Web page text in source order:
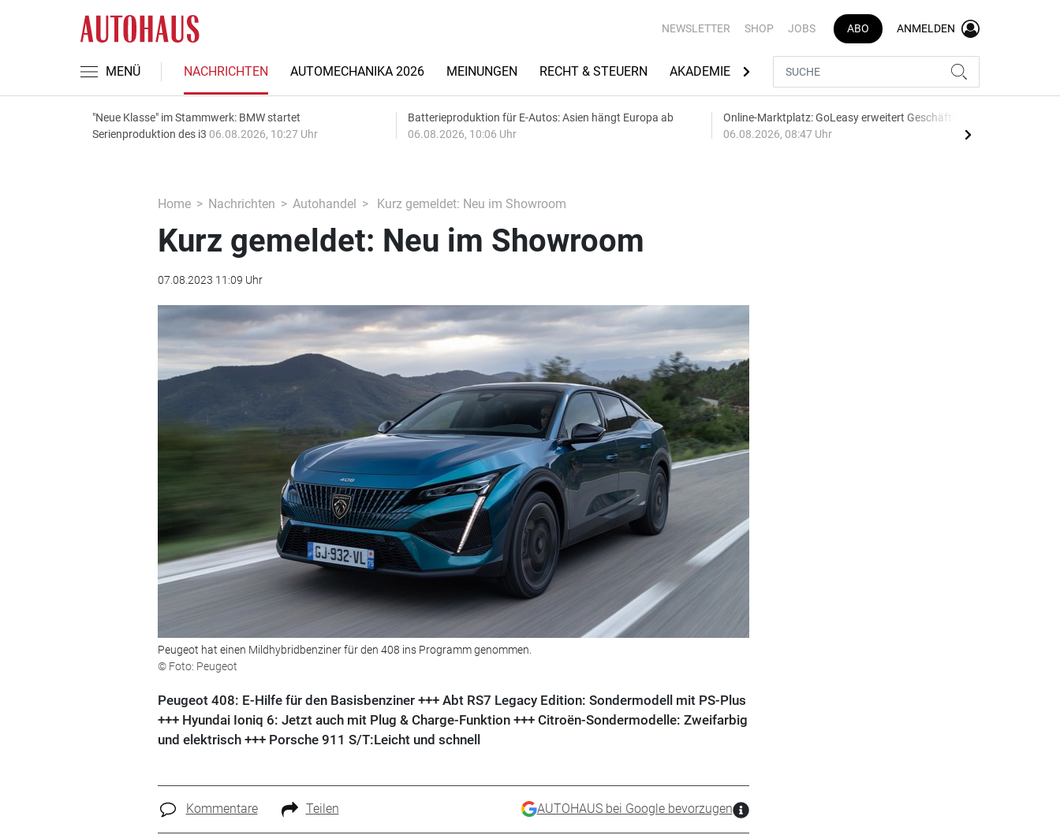
NEWSLETTER SHOP JOBS ABO ANMELDEN
MENÜ NACHRICHTEN AUTOMECHANIKA 2026 MEINUNGEN RECHT & STEUERN AKADEMIE AUTOMARKEN
"Neue Klasse" im Stammwerk: BMW startet
Serienproduktion des i3 06.08.2026, 10:27 Uhr
Batterieproduktion für E-Autos: Asien hängt Europa ab
06.08.2026, 10:06 Uhr
Online-Marktplatz: GoLeasy erweitert Geschäftsleitung
06.08.2026, 08:47 Uhr
Home Nachrichten Autohandel Kurz gemeldet: Neu im Showroom
Kurz gemeldet: Neu im Showroom
07.08.2023 11:09 Uhr
Peugeot hat einen Mildhybridbenziner für den 408 ins Programm genommen.
© Foto: Peugeot
Peugeot 408: E-Hilfe für den Basisbenziner +++ Abt RS7 Legacy Edition: Sondermodell mit PS-Plus
+++ Hyundai Ioniq 6: Jetzt auch mit Plug & Charge-Funktion +++ Citroën-Sondermodelle: Zweifarbig
und elektrisch +++ Porsche 911 S/T:Leicht und schnell
Kommentare Teilen AUTOHAUS bei Google bevorzugen